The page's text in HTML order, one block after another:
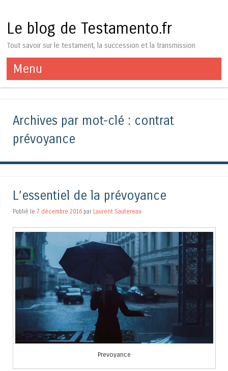
Le blog de Testamento.fr
Tout savoir sur le testament, la succession et la transmission
Menu
Aller au contenu
Archives par mot-clé : contrat
prévoyance
L’essentiel de la prévoyance
Publié le 7 décembre 2016 par Laurent Sautereau
Prevoyance